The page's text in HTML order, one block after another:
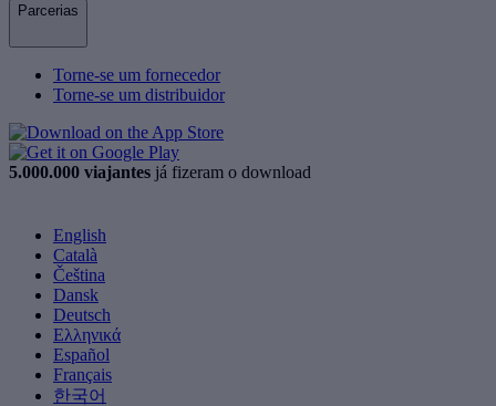
Parcerias
Torne-se um fornecedor
Torne-se um distribuidor
5.000.000 viajantes já fizeram o download
English
Català
Čeština
Dansk
Deutsch
Ελληνικά
Español
Français
한국어